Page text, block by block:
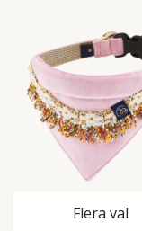
Flera val